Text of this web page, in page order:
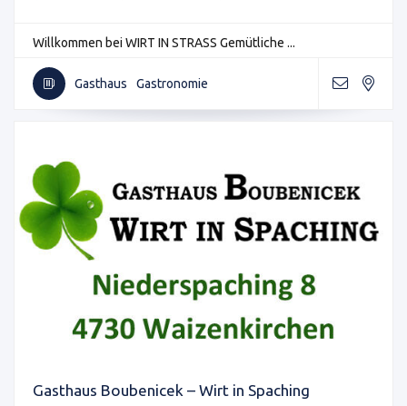
Willkommen bei WIRT IN STRASS Gemütliche ...
Gasthaus Gastronomie
Gasthaus Boubenicek – Wirt in Spaching